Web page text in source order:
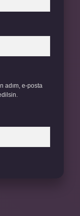
adım, e-posta